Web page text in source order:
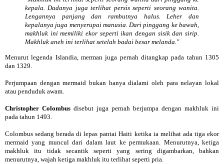
kepala. Dadanya juga terlihat persis seperti seorang wanita.
Lengannya panjang dan rambutnya halus. Leher dan
kepalanya juga menyerupai manusia. Dari pinggang ke bawah,
makhluk ini memiliki ekor seperti ikan dengan sisik dan sirip.
Makhluk aneh ini terlihat setelah badai besar melanda."
Menurut legenda Islandia, merman juga pernah ditangkap pada tahun 1305
dan 1329.
Perjumpaan dengan mermaid bukan hanya dialami oleh para nelayan lokal
atau penduduk awam.
Christopher Colombus disebut juga pernah berjumpa dengan makhluk ini
pada tahun 1493.
Colombus sedang berada di lepas pantai Haiti ketika ia melihat ada tiga ekor
mermaid yang muncul dari dalam laut ke permukaan. Menurutnya, ketiga
makhluk itu tidak secantik seperti yang sering digambarkan, bahkan
menurutnya, wajah ketiga makhluk itu terlihat seperti pria.